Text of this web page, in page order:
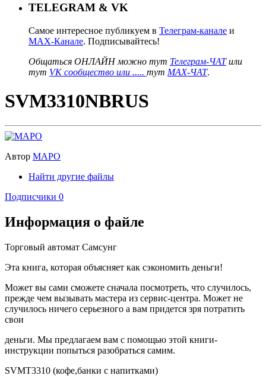
TELEGRAM & VK
Самое интересное публикуем в Телеграм-канале и
MAX-Канале. Подписывайтесь!
Общаться ОНЛАЙН можно тут Телеграм-ЧАТили
тут VK сообщество или ..... тут MAX-ЧАТ.
SVM3310NBRUS
Автор МАРО
Найти другие файлы
Подписчики 0
Информация о файле
Торговый автомат Самсунг
Эта книга, которая объясняет как сэкономить деньги!
Может вы сами сможете сначала посмотреть, что случилось,
прежде чем вызывать мастера из сервис-центра. Может не
случилось ничего серьезного а вам придется зря потратить
свои
деньги. Мы предлагаем вам с помощью этой книги-
инструкции попыться разобраться самим.
SVMT3310 (кофе,банки с напитками)